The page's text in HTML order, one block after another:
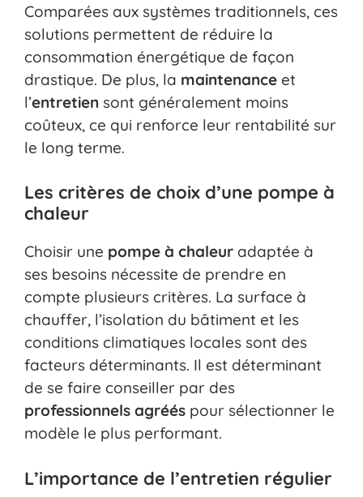
Comparées aux systèmes traditionnels, ces
solutions permettent de réduire la
consommation énergétique de façon
drastique. De plus, la maintenance et
l’entretien sont généralement moins
coûteux, ce qui renforce leur rentabilité sur
le long terme.
Les critères de choix d’une pompe à
chaleur
Choisir une pompe à chaleur adaptée à
ses besoins nécessite de prendre en
compte plusieurs critères. La surface à
chauffer, l’isolation du bâtiment et les
conditions climatiques locales sont des
facteurs déterminants. Il est déterminant
de se faire conseiller par des
professionnels agréés pour sélectionner le
modèle le plus performant.
L’importance de l’entretien régulier